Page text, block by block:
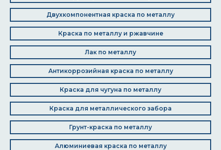
Двухкомпонентная краска по металлу
Краска по металлу и ржавчине
Лак по металлу
Антикоррозийная краска по металлу
Краска для чугуна по металлу
Краска для металлического забора
Грунт-краска по металлу
Алюминиевая краска по металлу